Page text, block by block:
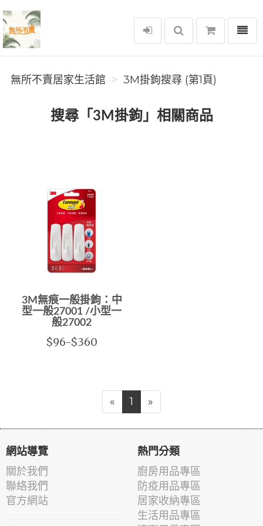
無所不賣居家生活館
選單
無所不賣居家生活館 3M掛鉤搜尋 (第1頁)
搜尋「3M掛鉤」相關商品
3M無痕一般掛鉤：中
型一般27001 /小型一
般27002
$96-$360
« 1 »
網站導覽
關於我們
聯絡我們
官方網站
熱門分類
廚房用品專區
防疫用品專區
居家收納專區
生活用品專區